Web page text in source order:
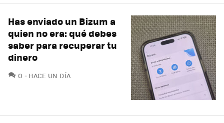
Has enviado un Bizum a
quien no era: qué debes
saber para recuperar tu
dinero
0 COMENTARIOS
HACE UN DÍA